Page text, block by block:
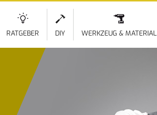
RATGEBER DIY WERKZEUG & MATERIAL